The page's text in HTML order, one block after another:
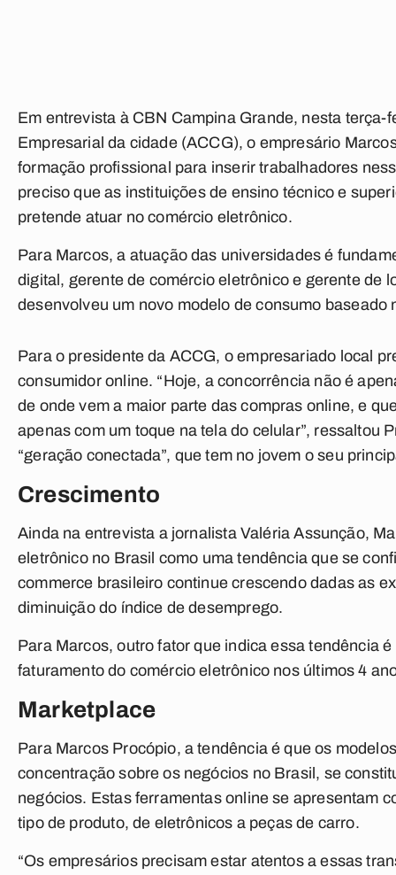
Em entrevista à CBN Campina Grande, nesta
Empresarial da cidade (ACCG), o empresário
formação profissional para inserir trabalhadores
preciso que as instituições de ensino técnico e
pretende atuar no comércio eletrônico.
Para Marcos, a atuação das universidades é
digital, gerente de comércio eletrônico e gerente de
desenvolveu um novo modelo de consumo baseado
Para o presidente da ACCG, o empresariado local
consumidor online. “Hoje, a concorrência não é
de onde vem a maior parte das compras online, e
apenas com um toque na tela do celular”, ressaltou
“geração conectada”, que tem no jovem o seu
Crescimento
Ainda na entrevista a jornalista Valéria Assunção,
eletrônico no Brasil como uma tendência que se
commerce brasileiro continue crescendo dadas as
diminuição do índice de desemprego.
Para Marcos, outro fator que indica essa tendência
faturamento do comércio eletrônico nos últimos 4
Marketplace
Para Marcos Procópio, a tendência é que os
concentração sobre os negócios no Brasil, se
negócios. Estas ferramentas online se apresentam
tipo de produto, de eletrônicos a peças de carro.
“Os empresários precisam estar atentos a essas